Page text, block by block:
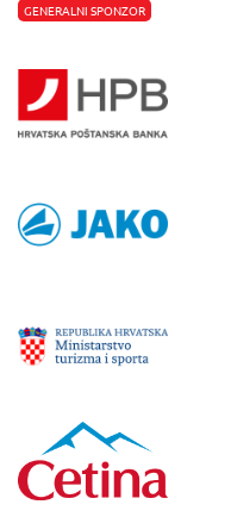
GENERALNI SPONZOR